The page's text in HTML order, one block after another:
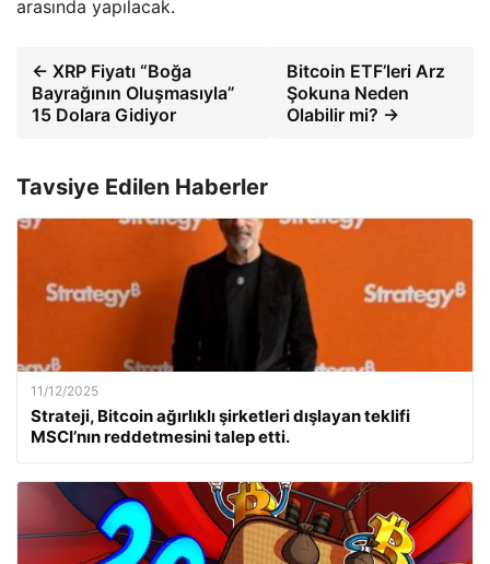
arasında yapılacak.
← XRP Fiyatı “Boğa
Bayrağının Oluşmasıyla”
15 Dolara Gidiyor
Bitcoin ETF’leri Arz
Şokuna Neden
Olabilir mi? →
Tavsiye Edilen Haberler
11/12/2025
Strateji, Bitcoin ağırlıklı şirketleri dışlayan teklifi
MSCI’nın reddetmesini talep etti.